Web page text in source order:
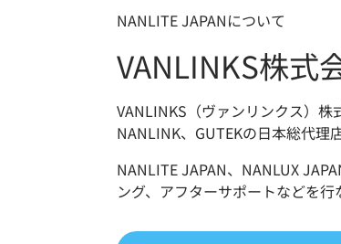
NANLITE JAPANについて
VANLINKS株式
VANLINKS（ヴァンリンクス）株
NANLINK、GUTEKの日本総代理店
NANLITE JAPAN、NANLUX
ング、アフターサポートなどを⾏